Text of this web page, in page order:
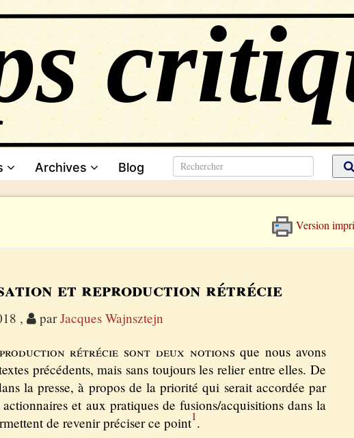
Archives Blog
Version
et reproduction rétrécie
, parJacques Wajnsztejn
rétrécie sont deux notionsque nous avons
précédents, mais sans toujours les relier entre elles. De
la presse, à propos de la priorité qui serait accordée par
et aux pratiques de fusions/acquisitions dans la
de revenir préciser ce point1 .